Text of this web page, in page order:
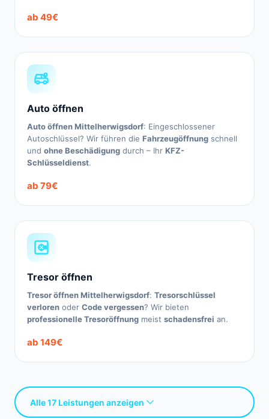
ab 49€
Auto öffnen
Auto öffnen Mittelherwigsdorf: Eingeschlossener
Autoschlüssel? Wir führen die Fahrzeugöffnung schnell
und ohne Beschädigung durch – Ihr KFZ-
Schlüsseldienst.
ab 79€
Tresor öffnen
Tresor öffnen Mittelherwigsdorf: Tresorschlüssel
verloren oder Code vergessen? Wir bieten
professionelle Tresoröffnung meist schadensfrei an.
ab 149€
Alle 17 Leistungen anzeigen